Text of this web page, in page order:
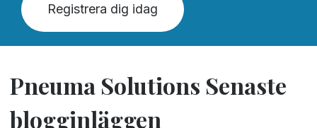
Registrera dig idag
Pneuma Solutions Senaste
blogginläggen